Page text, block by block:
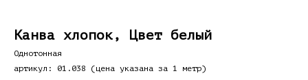
Канва хлопок, Цвет белый
Однотонная
артикул: 01.038 (цена указана за 1 метр)